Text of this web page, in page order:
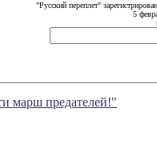
"Русский переплет"
5
марш предателей!"